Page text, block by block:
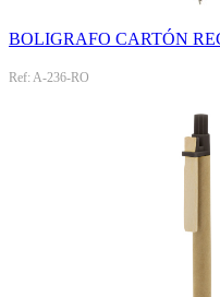
BOLIGRAFO CARTÓN
Ref: A-236-RO